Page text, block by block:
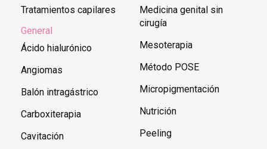
Tratamientos capilares
General
Ácido hialurónico
Angiomas
Balón intragástrico
Carboxiterapia
Cavitación
Medicina genital sin
cirugía
Mesoterapia
Método POSE
Micropigmentación
Nutrición
Peeling